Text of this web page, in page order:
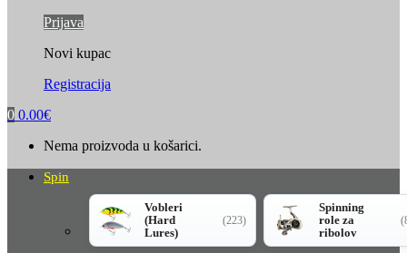
Prijava
Novi kupac
Registracija
0 0.00€
Nema proizvoda u košarici.
Spin
Vobleri
(Hard
Lures)
(223)
Spinning
role za
ribolov